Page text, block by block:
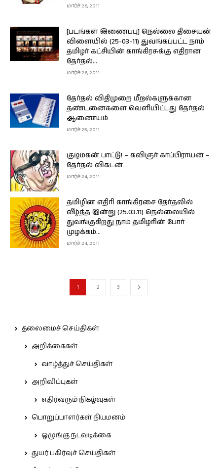
மார்ச் 26, 2011
[படங்கள் இணைப்பு] நெல்லை திசையன்
விளையில் (25-03-11) துவங்கப்பட்ட நாம்
தமிழர் கட்சியின் காங்கிரசுக்கு எதிரான
தேர்தல்...
மார்ச் 26, 2011
தேர்தல் விதிமுறை மீறல்களுக்கான
தண்டனைகளை வெளியிட்டது தேர்தல்
ஆணையம்
மார்ச் 25, 2011
குடிமகன் பாட்டு! – கவிஞர் காப்பிராயன் –
தேர்தல் விகடன்
மார்ச் 24, 2011
தமிழின எதிரி காங்கிரசை தேர்தலில்
வீழ்த்த இன்று (25.03.11) நெல்லையில்
துவங்குகிறது நாம் தமிழரின் போர்
முழக்கம்...
மார்ச் 24, 2011
1 2 3
தலைமைச் செய்திகள்
அறிக்கைகள்
வாழ்த்துச் செய்திகள்
அறிவிப்புகள்
எதிர்வரும் நிகழ்வுகள்
பொறுப்பாளர்கள் நியமனம்
ஒழுங்கு நடவடிக்கை
துயர் பகிர்வுச் செய்திகள்